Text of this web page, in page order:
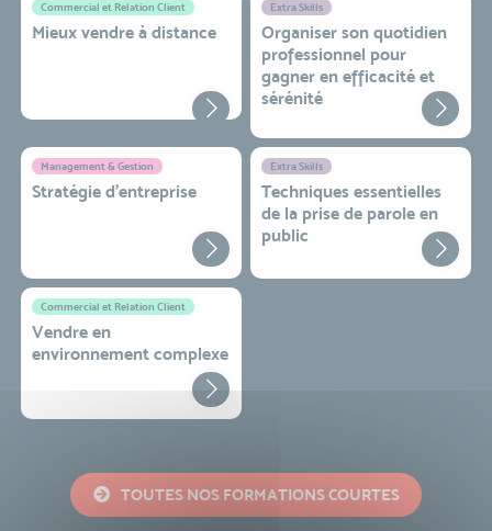
Commercial et Relation Client
Mieux vendre à distance
Extra Skills
Organiser son quotidien
professionnel pour
gagner en efficacité et
sérénité
Management & Gestion
Stratégie d’entreprise
Extra Skills
Techniques essentielles
de la prise de parole en
public
Commercial et Relation Client
Vendre en
environnement complexe
TOUTES NOS FORMATIONS COURTES